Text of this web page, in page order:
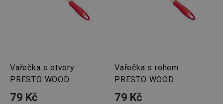
Vařečka s otvory
PRESTO WOOD
79 Kč
Vařečka s rohem
PRESTO WOOD
79 Kč